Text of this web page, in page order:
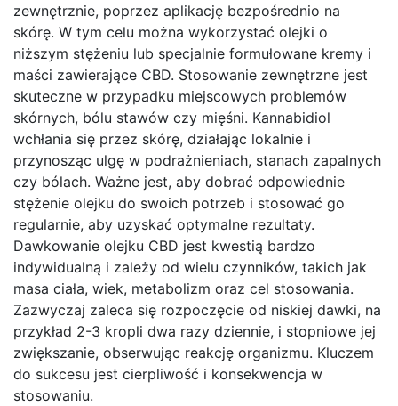
zewnętrznie, poprzez aplikację bezpośrednio na
skórę. W tym celu można wykorzystać olejki o
niższym stężeniu lub specjalnie formułowane kremy i
maści zawierające CBD. Stosowanie zewnętrzne jest
skuteczne w przypadku miejscowych problemów
skórnych, bólu stawów czy mięśni. Kannabidiol
wchłania się przez skórę, działając lokalnie i
przynosząc ulgę w podrażnieniach, stanach zapalnych
czy bólach. Ważne jest, aby dobrać odpowiednie
stężenie olejku do swoich potrzeb i stosować go
regularnie, aby uzyskać optymalne rezultaty.
Dawkowanie olejku CBD jest kwestią bardzo
indywidualną i zależy od wielu czynników, takich jak
masa ciała, wiek, metabolizm oraz cel stosowania.
Zazwyczaj zaleca się rozpoczęcie od niskiej dawki, na
przykład 2-3 kropli dwa razy dziennie, i stopniowe jej
zwiększanie, obserwując reakcję organizmu. Kluczem
do sukcesu jest cierpliwość i konsekwencja w
stosowaniu.